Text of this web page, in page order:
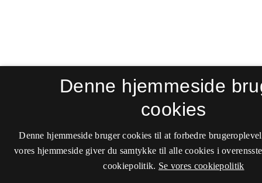
Denne hjemmeside
cookies
Denne hjemmeside bruger cookies til at forbedre
vores hjemmeside giver du samtykke til alle cookies i
cookiepolitik. Se vores cookiepolitik